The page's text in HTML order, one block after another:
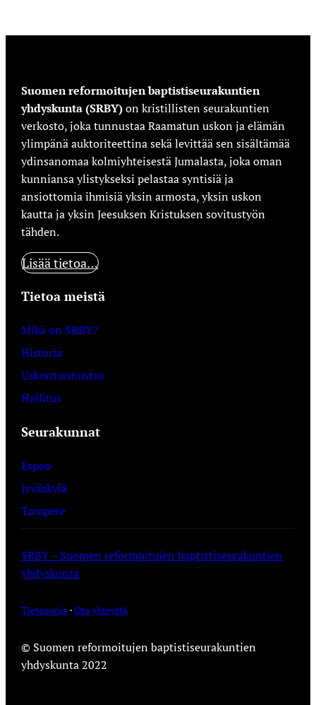
Suomen reformoitujen baptistiseurakuntien
yhdyskunta (SRBY)on kristillisten seurakuntien
verkosto, joka tunnustaa Raamatun uskon ja elämän
ylimpänä auktoriteettina sekä levittää sen sisältämää
ydinsanomaa kolmiyhteisestä Jumalasta, joka oman
kunniansa ylistykseksi pelastaa syntisiä ja
ansiottomia ihmisiä yksin armosta, yksin uskon
kautta ja yksin Jeesuksen Kristuksen sovitustyön
tähden.
Lisää tietoa…
Tietoa meistä
Mikä on SRBY?
Historia
Uskontunnustus
Hallitus
Seurakunnat
Espoo
Jyväskylä
Tampere
SRBY – Suomen reformoitujen baptistiseurakuntien
yhdyskunta
Tietosuoja ·Ota yhteyttä
© Suomen reformoitujen baptistiseurakuntien
yhdyskunta 2022